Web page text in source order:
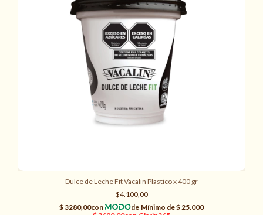
Dulce de Leche Fit Vacalin Plastico x 400 gr
$4.100,00